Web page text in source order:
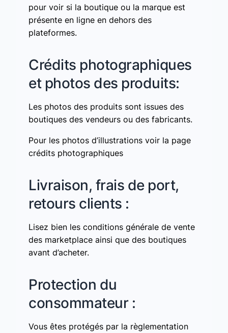
pour voir si la boutique ou la marque est
présente en ligne en dehors des
plateformes.
Crédits photographiques
et photos des produits:
Les photos des produits sont issues des
boutiques des vendeurs ou des fabricants.
Pour les photos d’illustrations voir la page
crédits photographiques
Livraison, frais de port,
retours clients :
Lisez bien les conditions générale de vente
des marketplace ainsi que des boutiques
avant d’acheter.
Protection du
consommateur :
Vous êtes protégés par la règlementation